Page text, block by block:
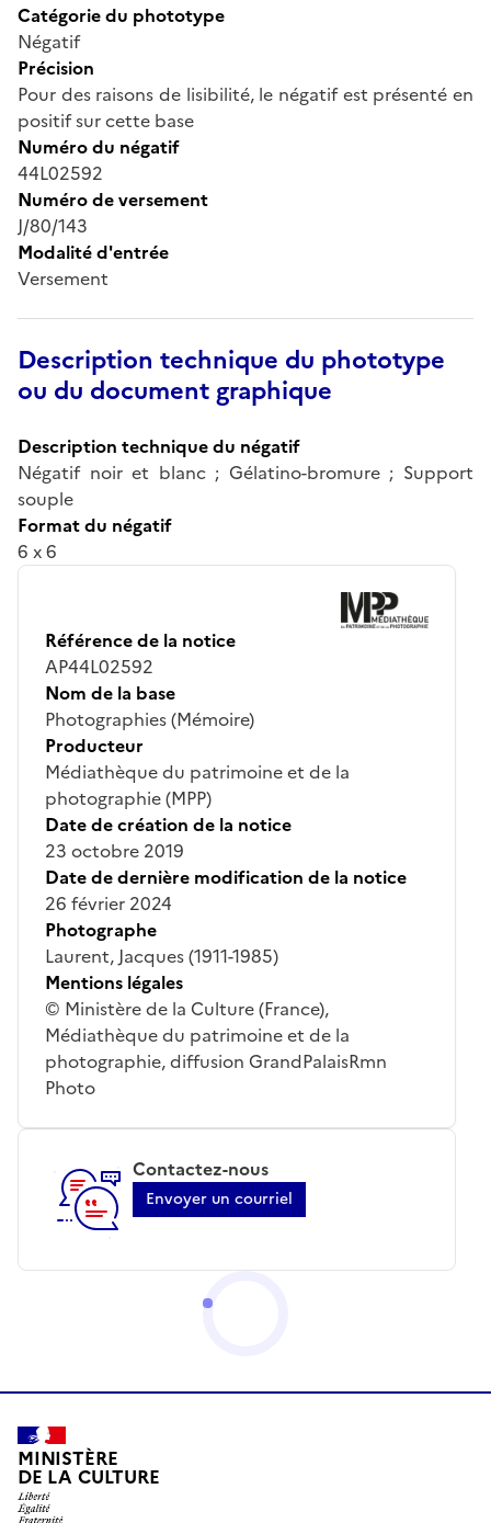
Catégorie du phototype
Négatif
Précision
Pour des raisons de lisibilité, le négatif est présenté en
positif sur cette base
Numéro du négatif
44L02592
Numéro de versement
J/80/143
Modalité d'entrée
Versement
Description technique du phototype
ou du document graphique
Description technique du négatif
Négatif noir et blanc ; Gélatino-bromure ; Support
souple
Format du négatif
6 x 6
Référence de la notice
AP44L02592
Nom de la base
Photographies (Mémoire)
Producteur
Médiathèque du patrimoine et de la
photographie (MPP)
Date de création de la notice
23 octobre 2019
Date de dernière modification de la notice
26 février 2024
Photographe
Laurent, Jacques (1911-1985)
Mentions légales
© Ministère de la Culture (France),
Médiathèque du patrimoine et de la
photographie, diffusion GrandPalaisRmn
Photo
Contactez-nous
Envoyer un courriel
MINISTÈRE
DE LA CULTURE